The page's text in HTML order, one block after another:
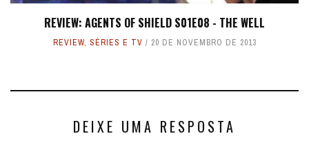
REVIEW: AGENTS OF SHIELD S01E08 - THE WELL
REVIEW, SÉRIES E TV 20 DE NOVEMBRO DE 2013
DEIXE UMA RESPOSTA